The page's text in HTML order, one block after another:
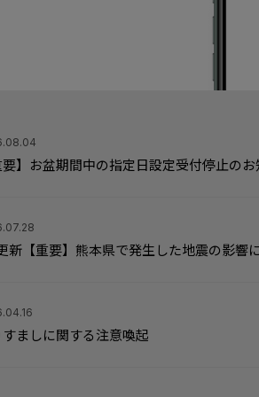
要】お盆期間中の指定日設定受付停止の
新【重要】熊本県で発生した地震の影響
すましに関する注意喚起